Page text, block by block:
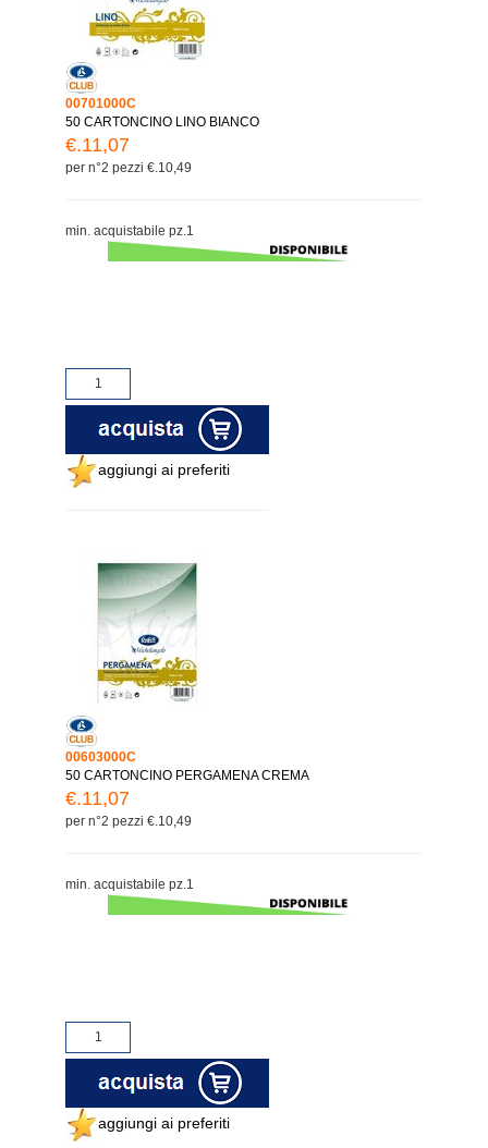
00701000C
50 CARTONCINO LINO BIANCO
€.11,07
per n°2 pezzi €.10,49
min. acquistabile pz.1
aggiungi ai preferiti
00603000C
50 CARTONCINO PERGAMENA CREMA
€.11,07
per n°2 pezzi €.10,49
min. acquistabile pz.1
aggiungi ai preferiti